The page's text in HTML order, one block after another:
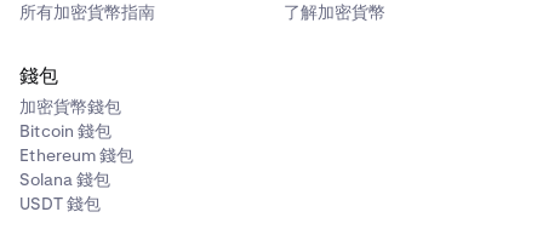
所有加密貨幣指南
了解加密貨幣
錢包
加密貨幣錢包
Bitcoin 錢包
Ethereum 錢包
Solana 錢包
USDT 錢包